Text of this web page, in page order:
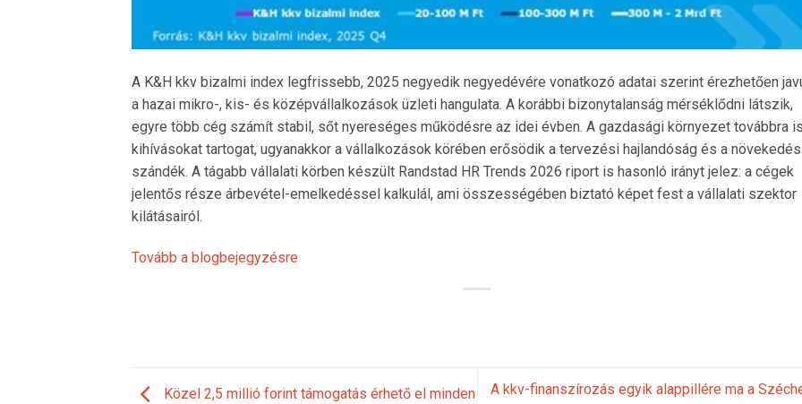
A K&H kkv bizalmi index legfrissebb, 2025 negyedik negyedévére vonatkozó adatai szerint érezhetően
a hazai mikro-, kis- és középvállalkozások üzleti hangulata. A korábbi bizonytalanság mérséklődni látszik,
egyre több cég számít stabil, sőt nyereséges működésre az idei évben. A gazdasági környezet továbbra
kihívásokat tartogat, ugyanakkor a vállalkozások körében erősödik a tervezési hajlandóság és a
szándék. A tágabb vállalati körben készült Randstad HR Trends 2026 riport is hasonló irányt jelez: a cégek
jelentős része árbevétel-emelkedéssel kalkulál, ami összességében biztató képet fest a vállalati szektor
kilátásairól.
Tovább a blogbejegyzésre
Közel 2,5 millió forint támogatás érhető el minden
A kkv-finanszírozás egyik alappillére ma a